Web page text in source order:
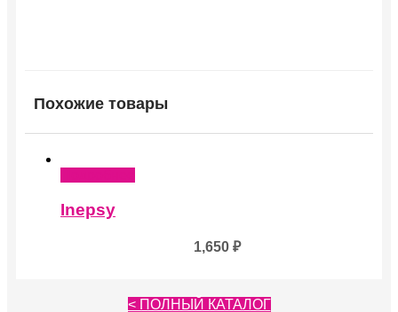
Похожие товары
Inepsy
1,650 ₽
< ПОЛНЫЙ КАТАЛОГ